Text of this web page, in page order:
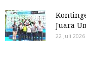
Juara
22 Juli 2026